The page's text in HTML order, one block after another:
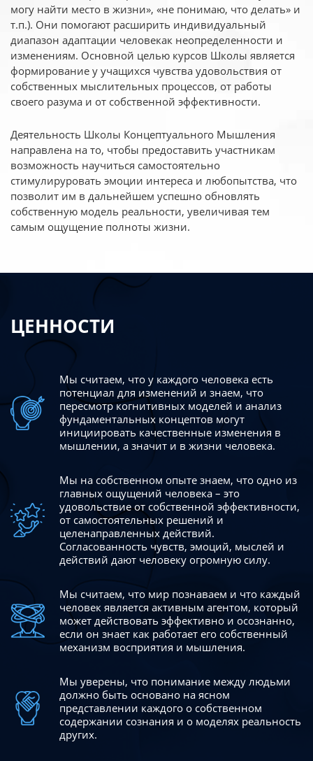
могу найти место в жизни», «не понимаю, что делать» и
т.п.). Они помогают расширить индивидуальный
диапазон адаптации человекак неопределенности и
изменениям. Основной целью курсов Школы является
формирование у учащихся чувства удовольствия от
собственных мыслительных процессов, от работы
своего разума и от собственной эффективности.
Деятельность Школы Концептуального Мышления
направлена на то, чтобы предоставить участникам
возможность научиться самостоятельно
стимулируровать эмоции интереса и любопытства, что
позволит им в дальнейшем успешно обновлять
собственную модель реальности, увеличивая тем
самым ощущение полноты жизни.
ЦЕННОСТИ
Мы считаем, что у каждого человека есть
потенциал для изменений и знаем, что
пересмотр когнитивных моделей и анализ
фундаментальных концептов могут
инициировать качественные изменения в
мышлении, а значит и в жизни человека.
Мы на собственном опыте знаем, что одно из
главных ощущений человека – это
удовольствие от собственной эффективности,
от самостоятельных решений и
целенаправленных действий.
Согласованность чувств, эмоций, мыслей и
действий дают человеку огромную силу.
Мы считаем, что мир познаваем и что каждый
человек является активным агентом, который
может действовать эффективно и осознанно,
если он знает как работает его собственный
механизм восприятия и мышления.
Мы уверены, что понимание между людьми
должно быть основано на ясном
представлении каждого о собственном
содержании сознания и о моделях реальность
других.